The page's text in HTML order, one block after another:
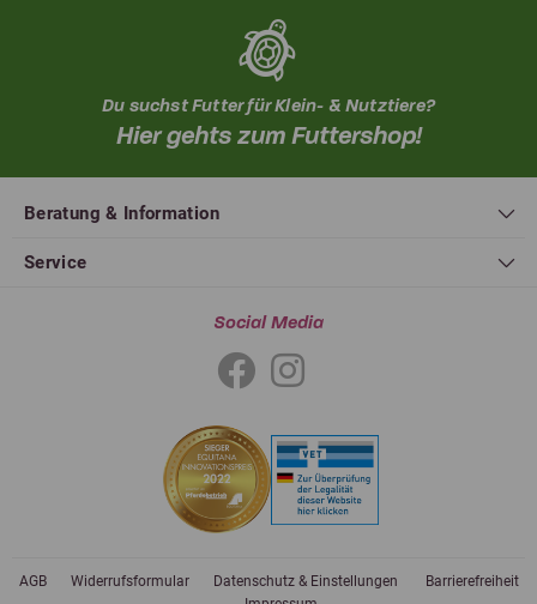
Du suchst Futter für Klein- & Nutztiere?
Hier gehts zum Futtershop!
Beratung & Information
Service
Social Media
AGB Widerrufsformular Datenschutz & Einstellungen
Barrierefreiheit